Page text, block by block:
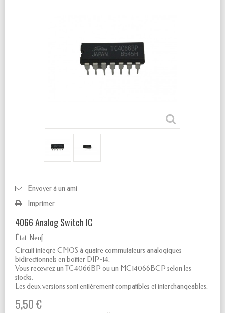
Envoyer à un ami
Imprimer
4066 Analog Switch IC
État: Neuf
Circuit intégré CMOS à quatre commutateurs analogiques
bidirectionnels en boîtier DIP-14.
Vous recevrez un TC4066BP ou un MC14066BCP selon les
stocks.
Les deux versions sont entièrement compatibles et interchangeables.
5,50 €